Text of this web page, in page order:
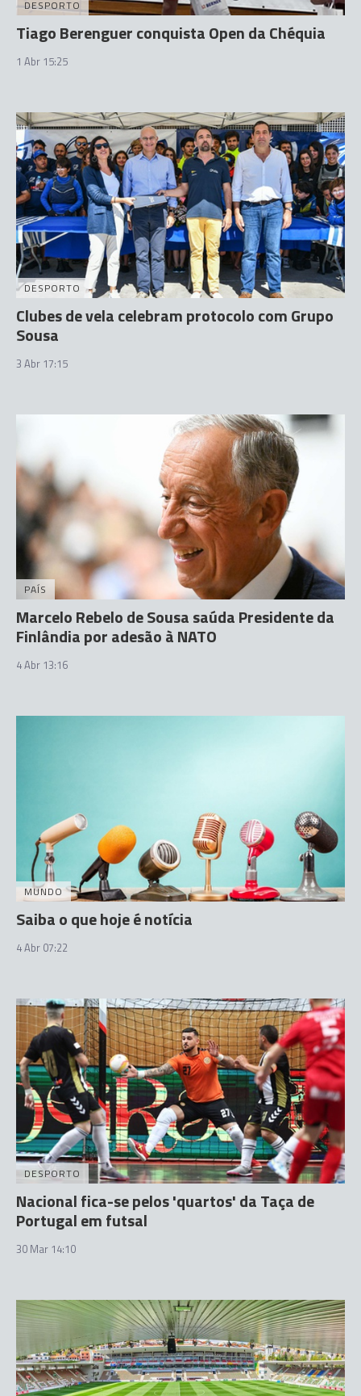
DESPORTO
Tiago Berenguer conquista Open da Chéquia
1 Abr 15:25
DESPORTO
Clubes de vela celebram protocolo com Grupo
Sousa
3 Abr 17:15
PAÍS
Marcelo Rebelo de Sousa saúda Presidente da
Finlândia por adesão à NATO
4 Abr 13:16
MUNDO
Saiba o que hoje é notícia
4 Abr 07:22
DESPORTO
Nacional fica-se pelos 'quartos' da Taça de
Portugal em futsal
30 Mar 14:10